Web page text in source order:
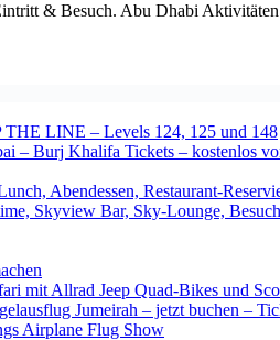
& Besuch. Abu Dhabi
LINE – Levels 124, 125 und 148
– Burj Khalifa Tickets – kostenlos
Abendessen, Restaurant-
Skyview Bar, Sky-Lounge,
mit Allrad Jeep Quad-Bikes und
Jumeirah – jetzt buchen –
Airplane Flug Show